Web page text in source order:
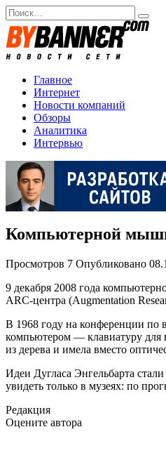
Перейти
к
содержанию
Search
for:
Главное
Интернет
Новости компаний
Обзоры
Аналитика
Интервью
Компьютерной
Просмотров 7 Опубликовано
9 декабря 2008 года
ARC-центра (Augmentation
В 1968 году на конференции по
компьютером — клавиатуру для
из дерева и имела вместо
Идеи Дугласа Энгельбарта
увидеть только в музеях: по
Редакция
Оцените автора